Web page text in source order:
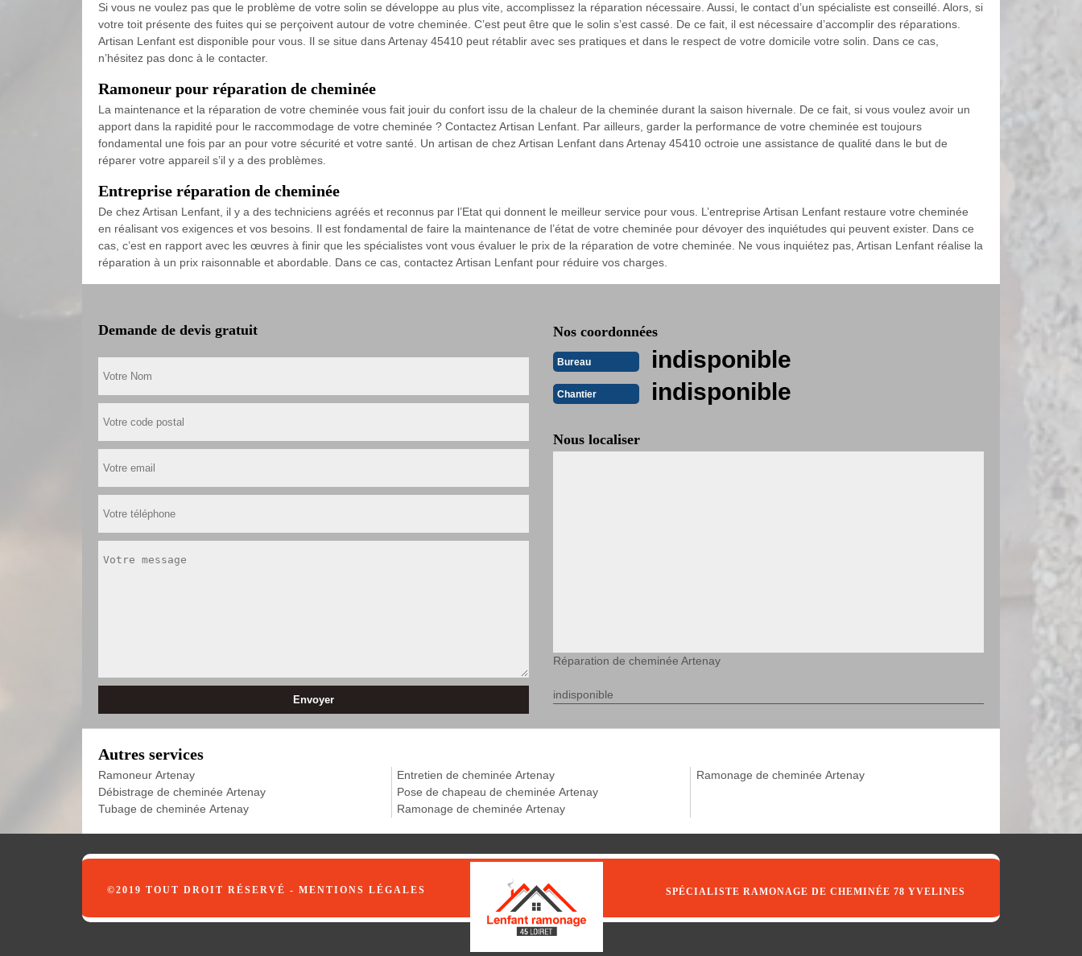
Si vous ne voulez pas que le problème de votre solin se développe au plus vite, accomplissez la réparation nécessaire. Aussi, le contact d’un spécialiste est conseillé. Alors, si
votre toit présente des fuites qui se perçoivent autour de votre cheminée. C’est peut être que le solin s’est cassé. De ce fait, il est nécessaire d’accomplir des réparations.
Artisan Lenfant est disponible pour vous. Il se situe dans Artenay 45410 peut rétablir avec ses pratiques et dans le respect de votre domicile votre solin. Dans ce cas,
n’hésitez pas donc à le contacter.
Ramoneur pour réparation de cheminée
La maintenance et la réparation de votre cheminée vous fait jouir du confort issu de la chaleur de la cheminée durant la saison hivernale. De ce fait, si vous voulez avoir un
apport dans la rapidité pour le raccommodage de votre cheminée ? Contactez Artisan Lenfant. Par ailleurs, garder la performance de votre cheminée est toujours
fondamental une fois par an pour votre sécurité et votre santé. Un artisan de chez Artisan Lenfant dans Artenay 45410 octroie une assistance de qualité dans le but de
réparer votre appareil s’il y a des problèmes.
Entreprise réparation de cheminée
De chez Artisan Lenfant, il y a des techniciens agréés et reconnus par l’Etat qui donnent le meilleur service pour vous. L’entreprise Artisan Lenfant restaure votre cheminée
en réalisant vos exigences et vos besoins. Il est fondamental de faire la maintenance de l’état de votre cheminée pour dévoyer des inquiétudes qui peuvent exister. Dans ce
cas, c’est en rapport avec les œuvres à finir que les spécialistes vont vous évaluer le prix de la réparation de votre cheminée. Ne vous inquiétez pas, Artisan Lenfant réalise la
réparation à un prix raisonnable et abordable. Dans ce cas, contactez Artisan Lenfant pour réduire vos charges.
Demande de devis gratuit Nos coordonnées
Bureau indisponible
Chantier indisponible
Nous localiser
Réparation de cheminée Artenay
indisponible
Autres services
Ramoneur Artenay
Débistrage de cheminée Artenay
Tubage de cheminée Artenay
Entretien de cheminée Artenay
Pose de chapeau de cheminée Artenay
Ramonage de cheminée Artenay
Ramonage de cheminée Artenay
©2019 TOUT DROIT RÉSERVÉ - MENTIONS LÉGALES SPÉCIALISTE RAMONAGE DE CHEMINÉE 78 YVELINES